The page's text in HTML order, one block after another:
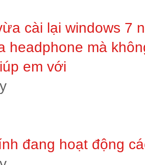
cài lại windows 7
headphone mà
em với
đang hoạt động